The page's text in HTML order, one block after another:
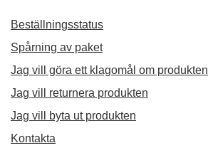
Beställningsstatus
Spårning av paket
Jag vill göra ett klagomål om produkten
Jag vill returnera produkten
Jag vill byta ut produkten
Kontakta